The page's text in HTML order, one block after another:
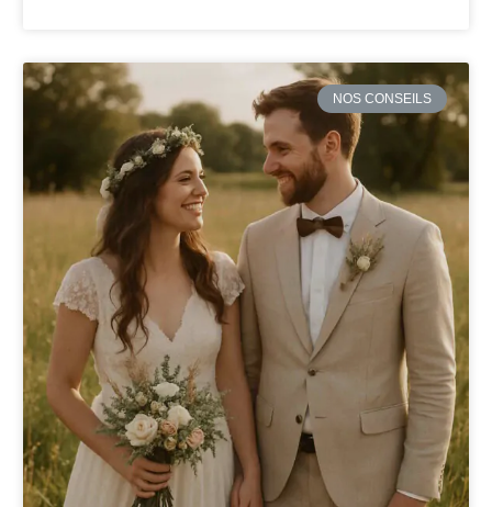
NOS CONSEILS